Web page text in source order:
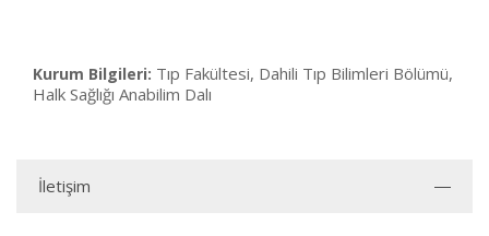
Kurum Bilgileri: Tıp Fakültesi, Dahili Tıp Bilimleri Bölümü,
Halk Sağlığı Anabilim Dalı
İletişim